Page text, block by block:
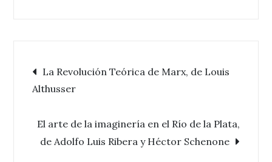
Navegación
de
entradas
La Revolución Teórica de Marx, de Louis
Althusser
El arte de la imaginería en el Río de la Plata,
de Adolfo Luis Ribera y Héctor Schenone